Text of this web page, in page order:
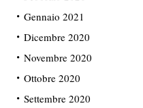
Gennaio 2021
Dicembre 2020
Novembre 2020
Ottobre 2020
Settembre 2020